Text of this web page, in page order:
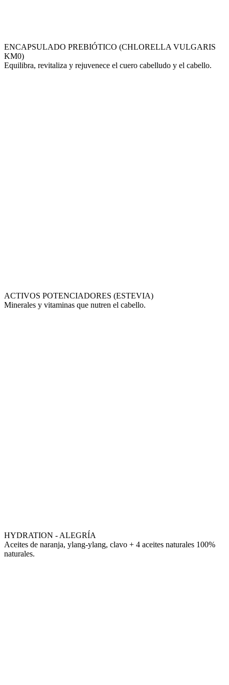
ENCAPSULADO PREBIÓTICO (CHLORELLA VULGARIS
KM0)
Equilibra, revitaliza y rejuvenece el cuero cabelludo y el cabello.
ACTIVOS POTENCIADORES (ESTEVIA)
Minerales y vitaminas que nutren el cabello.
HYDRATION - ALEGRÍA
Aceites de naranja, ylang-ylang, clavo + 4 aceites naturales 100%
naturales.